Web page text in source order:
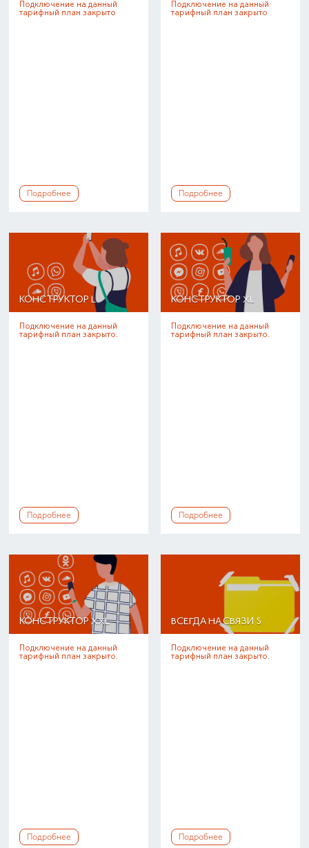
Подключение на данный
тарифный план закрыто
Подробнее
Подключение на данный
тарифный план закрыто
Подробнее
КОНСТРУКТОР L
Подключение на данный
тарифный план закрыто.
Подробнее
КОНСТРУКТОР XL
Подключение на данный
тарифный план закрыто.
Подробнее
КОНСТРУКТОР XXL
Подключение на данный
тарифный план закрыто.
Подробнее
ВСЕГДА НА СВЯЗИ S
Подключение на данный
тарифный план закрыто.
Подробнее